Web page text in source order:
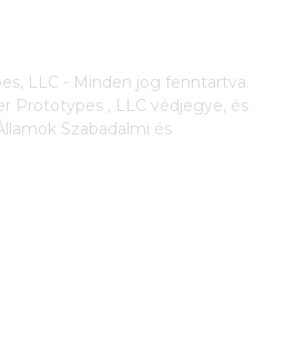
LLC - Minden jog fenntartva.
Prototypes , LLC védjegye, és
Szabadalmi és